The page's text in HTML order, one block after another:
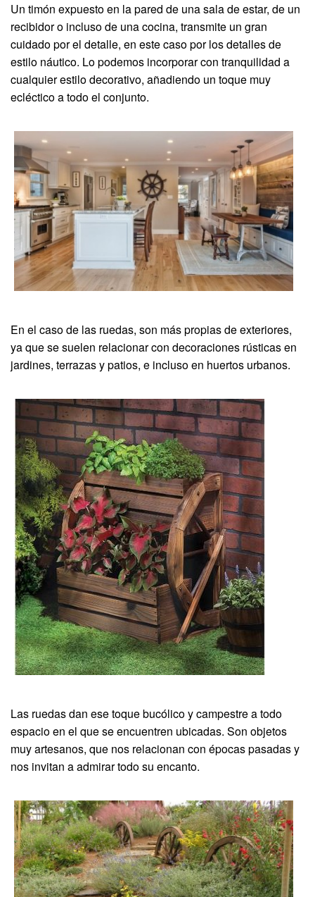
Un timón expuesto en la pared de una sala de estar, de un
recibidor o incluso de una cocina, transmite un gran
cuidado por el detalle, en este caso por los detalles de
estilo náutico. Lo podemos incorporar con tranquilidad a
cualquier estilo decorativo, añadiendo un toque muy
ecléctico a todo el conjunto.
En el caso de las ruedas, son más propias de exteriores,
ya que se suelen relacionar con decoraciones rústicas en
jardines, terrazas y patios, e incluso en huertos urbanos.
Las ruedas dan ese toque bucólico y campestre a todo
espacio en el que se encuentren ubicadas. Son objetos
muy artesanos, que nos relacionan con épocas pasadas y
nos invitan a admirar todo su encanto.